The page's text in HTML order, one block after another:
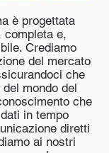
è progettata
completa e,
Crediamo
del mercato
che
mondo del
che
in tempo
diretti
ai nostri